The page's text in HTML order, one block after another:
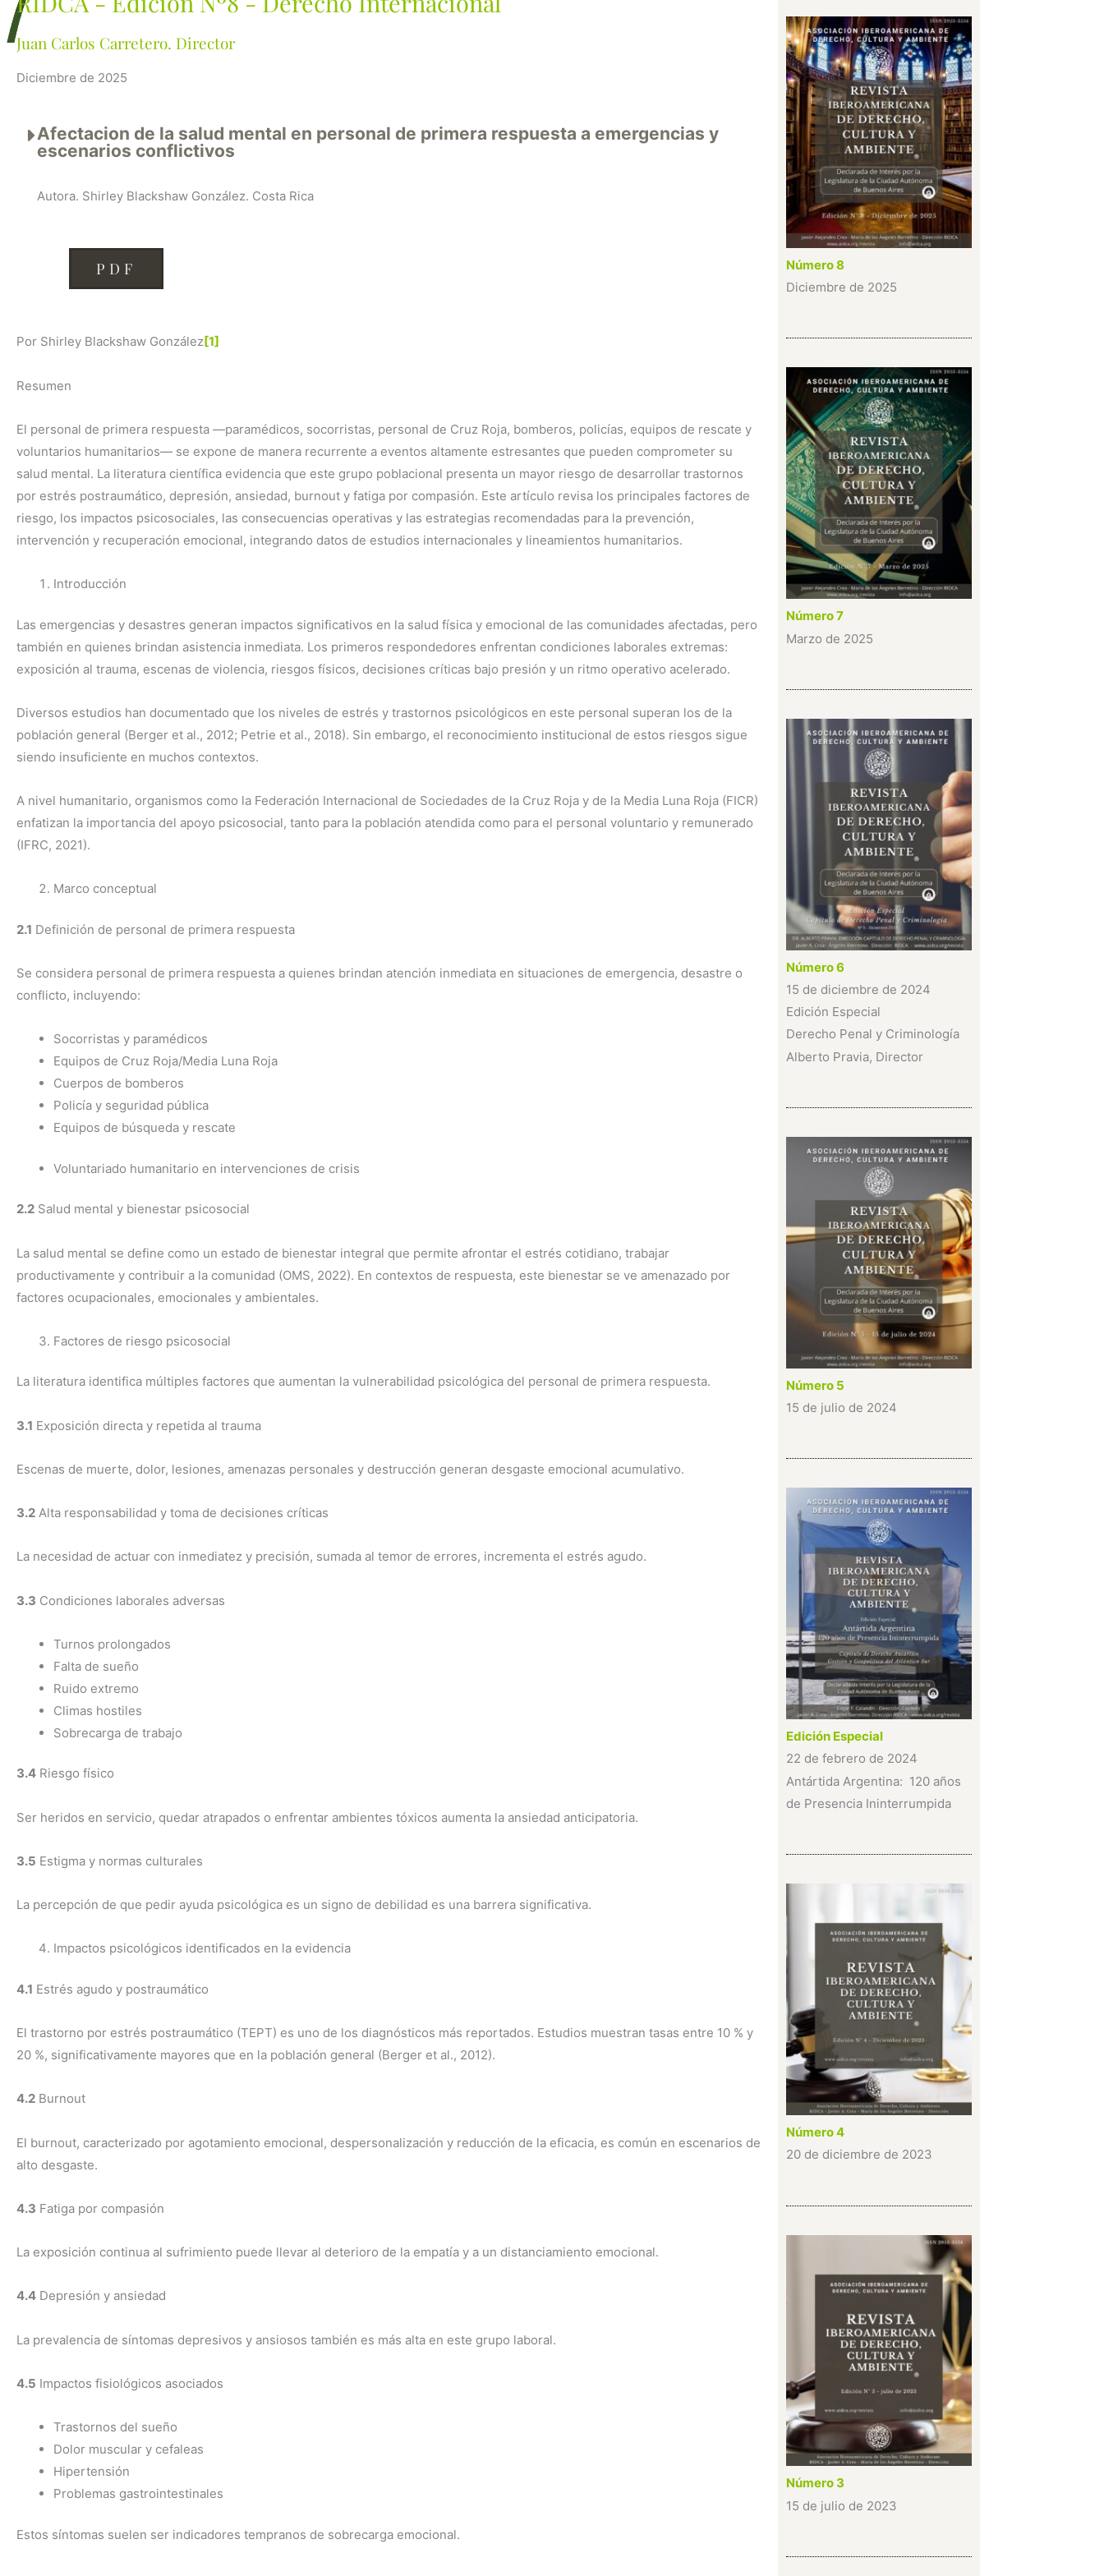
Juan Carlos Carretero. Director
Diciembre de 2025
Afectacion de la salud mental en personal de primera respuesta a emergencias y
escenarios conflictivos
Autora. Shirley Blackshaw González. Costa Rica
PDF
Por Shirley Blackshaw González[1]
Resumen
El personal de primera respuesta —paramédicos, socorristas, personal de Cruz Roja, bomberos, policías, equipos de rescate y
voluntarios humanitarios— se expone de manera recurrente a eventos altamente estresantes que pueden comprometer su
salud mental. La literatura científica evidencia que este grupo poblacional presenta un mayor riesgo de desarrollar trastornos
por estrés postraumático, depresión, ansiedad, burnout y fatiga por compasión. Este artículo revisa los principales factores de
riesgo, los impactos psicosociales, las consecuencias operativas y las estrategias recomendadas para la prevención,
intervención y recuperación emocional, integrando datos de estudios internacionales y lineamientos humanitarios.
Introducción
Las emergencias y desastres generan impactos significativos en la salud física y emocional de las comunidades afectadas, pero
también en quienes brindan asistencia inmediata. Los primeros respondedores enfrentan condiciones laborales extremas:
exposición al trauma, escenas de violencia, riesgos físicos, decisiones críticas bajo presión y un ritmo operativo acelerado.
Diversos estudios han documentado que los niveles de estrés y trastornos psicológicos en este personal superan los de la
población general (Berger et al., 2012; Petrie et al., 2018). Sin embargo, el reconocimiento institucional de estos riesgos sigue
siendo insuficiente en muchos contextos.
A nivel humanitario, organismos como la Federación Internacional de Sociedades de la Cruz Roja y de la Media Luna Roja (FICR)
enfatizan la importancia del apoyo psicosocial, tanto para la población atendida como para el personal voluntario y remunerado
(IFRC, 2021).
Marco conceptual
2.1 Definición de personal de primera respuesta
Se considera personal de primera respuesta a quienes brindan atención inmediata en situaciones de emergencia, desastre o
conflicto, incluyendo:
Socorristas y paramédicos
Equipos de Cruz Roja/Media Luna Roja
Cuerpos de bomberos
Policía y seguridad pública
Equipos de búsqueda y rescate
Voluntariado humanitario en intervenciones de crisis
2.2 Salud mental y bienestar psicosocial
La salud mental se define como un estado de bienestar integral que permite afrontar el estrés cotidiano, trabajar
productivamente y contribuir a la comunidad (OMS, 2022). En contextos de respuesta, este bienestar se ve amenazado por
factores ocupacionales, emocionales y ambientales.
Factores de riesgo psicosocial
La literatura identifica múltiples factores que aumentan la vulnerabilidad psicológica del personal de primera respuesta.
3.1 Exposición directa y repetida al trauma
Escenas de muerte, dolor, lesiones, amenazas personales y destrucción generan desgaste emocional acumulativo.
3.2 Alta responsabilidad y toma de decisiones críticas
La necesidad de actuar con inmediatez y precisión, sumada al temor de errores, incrementa el estrés agudo.
3.3 Condiciones laborales adversas
Turnos prolongados
Falta de sueño
Ruido extremo
Climas hostiles
Sobrecarga de trabajo
3.4 Riesgo físico
Ser heridos en servicio, quedar atrapados o enfrentar ambientes tóxicos aumenta la ansiedad anticipatoria.
3.5 Estigma y normas culturales
La percepción de que pedir ayuda psicológica es un signo de debilidad es una barrera significativa.
Impactos psicológicos identificados en la evidencia
4.1 Estrés agudo y postraumático
El trastorno por estrés postraumático (TEPT) es uno de los diagnósticos más reportados. Estudios muestran tasas entre 10 % y
20 %, significativamente mayores que en la población general (Berger et al., 2012).
4.2 Burnout
El burnout, caracterizado por agotamiento emocional, despersonalización y reducción de la eficacia, es común en escenarios de
alto desgaste.
4.3 Fatiga por compasión
La exposición continua al sufrimiento puede llevar al deterioro de la empatía y a un distanciamiento emocional.
4.4 Depresión y ansiedad
La prevalencia de síntomas depresivos y ansiosos también es más alta en este grupo laboral.
4.5 Impactos fisiológicos asociados
Trastornos del sueño
Dolor muscular y cefaleas
Hipertensión
Problemas gastrointestinales
Estos síntomas suelen ser indicadores tempranos de sobrecarga emocional.
Número 8
Diciembre de 2025
Número 7
Marzo de 2025
Número 6
15 de diciembre de 2024
Edición Especial
Derecho Penal y Criminología
Alberto Pravia, Director
Número 5
15 de julio de 2024
Edición Especial
22 de febrero de 2024
Antártida Argentina: 120 años
de Presencia Ininterrumpida
Número 4
20 de diciembre de 2023
Número 3
15 de julio de 2023